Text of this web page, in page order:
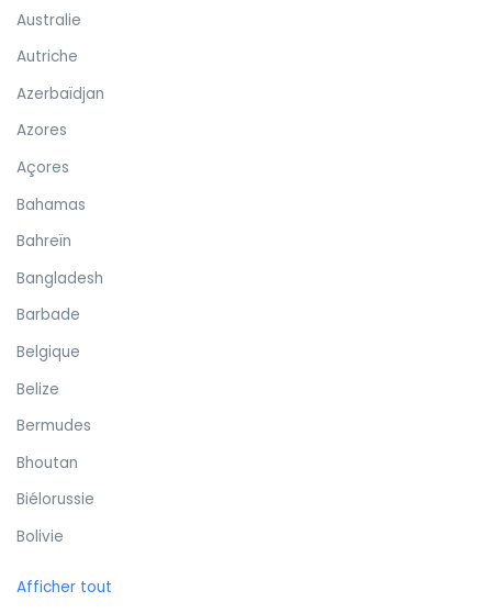
Australie
Autriche
Azerbaïdjan
Azores
Açores
Bahamas
Bahreïn
Bangladesh
Barbade
Belgique
Belize
Bermudes
Bhoutan
Biélorussie
Bolivie
Afficher tout